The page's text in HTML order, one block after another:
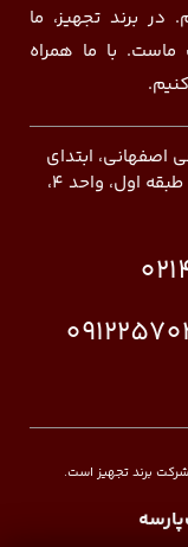
برند تجهیز، ما
ماست. با ما همراه
اصفهانی، ابتدای
اتوبان همت غرب، جنب کلانتری، پلاک ۲۷، طبقه اول، واحد ۴،
برند تجهیز است.